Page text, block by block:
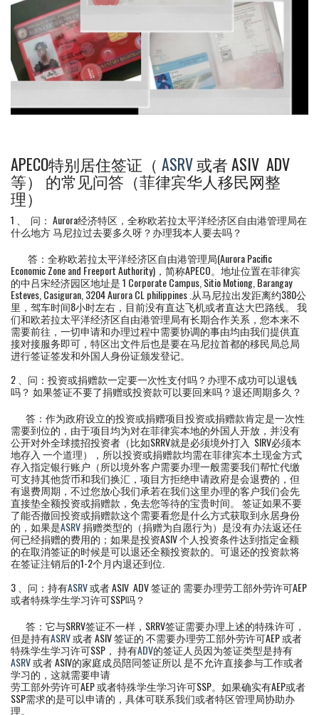
APECO特别居住签证（ ASRV或者 ASIV ADV
等） 的常见问答（菲律宾华人移民网整
理）
1 、 问： Aurora经济特区，全称欧若拉太平洋经济区自由港管理局在
什么地方 马尼拉过去要多久呀？办理我本人要去吗？
答：全称欧若拉太平洋经济区自由港管理局(Aurora Pacific
Economic Zone and Freeport Authority)，简称APECO。地址位置在菲律宾
的中吕宋经济园区地址是 1 Corporate Campus, Sitio Motiong, Barangay
Esteves, Casiguran, 3204 Aurora CL philippines .从马尼拉出发距离约380公
里，驾车时间8小时左右，目前没有直达飞机或者直达大巴路线。 我
们和欧若拉太平洋经济区自由港管理局有长期合作关系，您本来不
需要前往，一切申请和办理过程中需要协调的事由均由我们提供直
接对接服务即可，特区出文件后也是要在马尼拉首都的移民局总局
进行签证签发和外国人身份证颁发登记。
2 、问：投资或捐赠款一定要一次性支付吗？办理不成功可以退钱
吗？ 如果签证不要了捐赠或投资款可以要回来吗？退还周期多久？
答：作为政府设立的投资或捐赠项目投资或捐赠款肯定是一次性
需要到位的，由于项目均为对在菲律宾本地的外国人开放，并没有
公开对外全球揽招投资者（比如SRRV就是必须境外打入 SIRV必须本
地存入 一个道理），所以投资或捐赠款均需在菲律宾本土现金方式
存入指定银行账户（所以境外客户需要办理一般需要我们帮忙代缴
可支持其他货币和我们换汇，项目方拒绝申请政府是会退费的，但
有退费周期，不过您放心我们承若在我们这里办理的客户我们会先
直接垫全额投资或捐赠款，免去您等待的宝贵时间。 签证如果不要
了能否撤回投资或捐赠款这个需要看您是什么方式获取到永居身份
的，如果是ASRV捐赠类型的（捐赠为自愿行为）是没有办法返还任
何已经捐赠的费用的；如果是投资ASIV 个人投资条件达到指定金额
的在取消签证的时候是可以退还全额投资款的。可退还的投资款将
在签证注销后的1-2个月内退还到位.
3 、问：持有ASRV或者 ASIV ADV 签证的 需要办理劳工部外劳许可AEP
或者特殊学生学习许可SSP吗？
答：它与SRRV签证不一样，SRRV签证需要办理上述的特殊许可，
但是持有ASRV或者 ASIV 签证的 不需要办理劳工部外劳许可AEP 或者
特殊学生学习许可SSP， 持有ADV的签证人员因为签证类型是持有
ASRV或者 ASIV的家庭成员陪同签证所以 是不允许直接参与工作或者
学习的，这就需要申请
劳工部外劳许可AEP 或者特殊学生学习许可SSP。如果确实有AEP或者
SSP需求的是可以申请的，具体可联系我们或者特区管理局协助办
理。